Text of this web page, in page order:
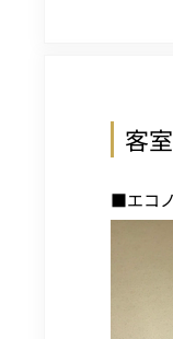
客
■エコ